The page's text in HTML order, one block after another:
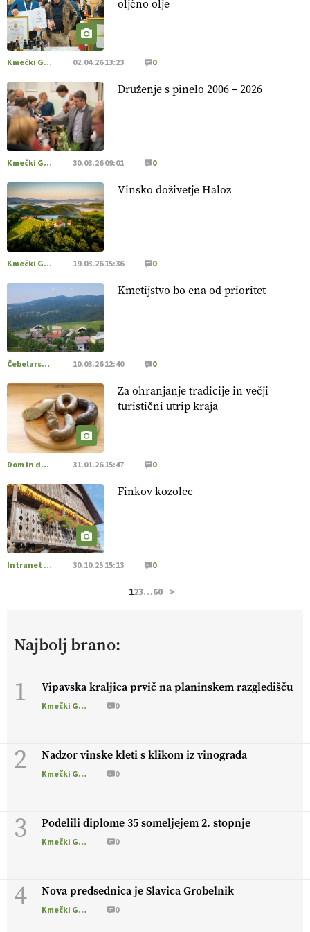
prehransko varnost,
okolje in kakovost življenja. VEČ
https://t.co/K0USFPJ5fJ @EUAgri #IMCAP #CAP
https://t.co/vcHhoOixHy
[EKOloško = LOGIČNO
Danes ni pomembna le količina
hrane, ampak tudi način njene pridelave
https://t.co/bKGeI4ZcNi @EUAgri #imcap #cap #blog
https://t.co/2sllAmcKwG
[EKOloško = LOGIČNO
Kakovostna ekološka semena in
prilagojene sorte
VEČ
https://t.co/OQSsax7l8V @EUAgri #IMCAP #CAP
https://t.co/PAL0zlhVia
[EKOloško = LOGIČNO
Na kmetiji Polone Ratajc je
pridelava aronije
kmetijsko in podjetniško zgodbo.
https://t.co/EulJoSBYMi @EUAgri #IMCAP #CAP
https://t.co/xp1oihBDaJ
[EKOloško = LOGIČNO
Ekološka vina so vse bolj iskana
doma in v tujini
. Zato je ekološka pridelava odlična priložnost
za slovenske vinarje
@EUAgri #IMCAP #CAP https://t.co/01qpoeLyNP
[EKOloško = LOGIČNO
kmetijstva in uspešno prenovo kmetij
https://t.co/RRn8unbwXp @EUAgri #IMCAP #CAP
https://t.co/mnLHFv2VuP
https://t.co/PX49GVsP1M @EUAgri #IMCAP #CAP
https://t.co/a1xatzEeid
reklama?
PRISLUHNITE
@EUAgri #imcap #cap #eco #skp
#vlog https://t.co/yev5PreiJu
oljčno olje
Kmečki Glas 02.04.26 13:23 0
Druženje s pinelo 2006 – 2026
Kmečki Glas 30.03.26 09:01 0
Vinsko doživetje Haloz
Kmečki Glas 19.03.26 15:36 0
Kmetijstvo bo ena od prioritet
Čebelarstvo 10.03.26 12:40 0
Za ohranjanje tradicije in večji
turistični utrip kraja
Dom in družina 31.01.26 15:47 0
Finkov kozolec
Intranet Kmečki Glas 30.10.25 15:13 0
123…60 >
Najbolj brano:
1 Vipavska kraljica prvič na planinskem razgledišču
Kmečki Glas 0
2 Nadzor vinske kleti s klikom iz vinograda
Kmečki Glas 0
3 Podelili diplome 35 someljejem 2. stopnje
Kmečki Glas 0
4 Nova predsednica je Slavica Grobelnik
Kmečki Glas 0